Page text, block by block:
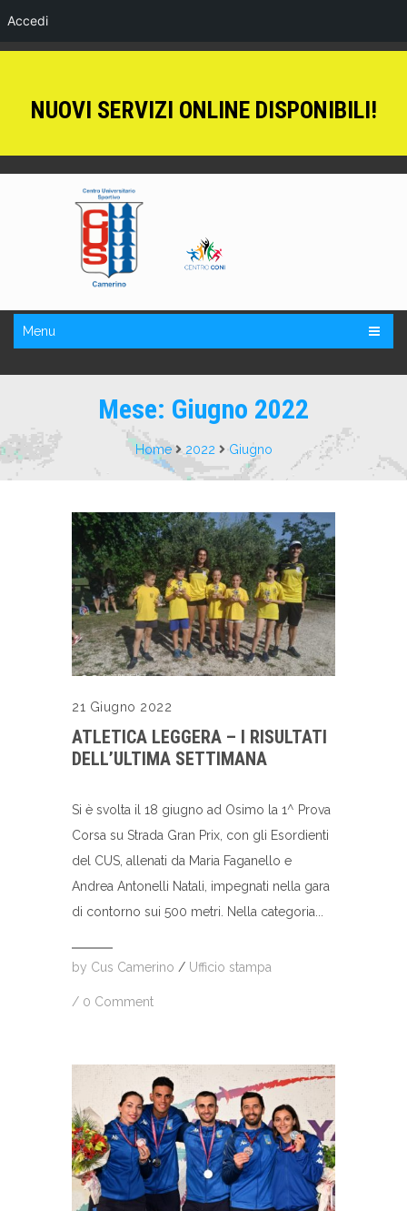
Accedi
NUOVI SERVIZI ONLINE DISPONIBILI!
Menu
Mese: Giugno 2022
Home 2022 Giugno
21 Giugno 2022
ATLETICA LEGGERA – I RISULTATI
DELL’ULTIMA SETTIMANA
Si è svolta il 18 giugno ad Osimo la 1^ Prova
Corsa su Strada Gran Prix, con gli Esordienti
del CUS, allenati da Maria Faganello e
Andrea Antonelli Natali, impegnati nella gara
di contorno sui 500 metri. Nella categoria...
by Cus Camerino / Ufficio stampa
/ 0 Comment